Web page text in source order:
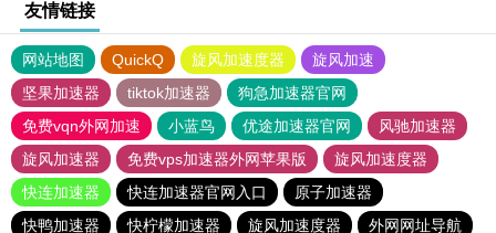
友情链接
网站地图 QuickQ 旋风加速度器
旋风加速
坚果加速器
tiktok加速器
狗急加速器官网
免费vqn外网加速
小蓝鸟 优途加速器官网
风驰加速器
旋风加速器
免费vps加速器外网苹果版
旋风加速度器
快连加速器
快连加速器官网入口
原子加速器
快鸭加速器
快柠檬加速器 旋风加速度器
外网网址导航